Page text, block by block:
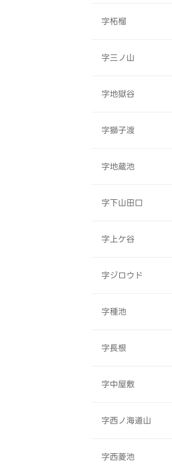
字柘榴
字三ノ山
字地獄谷
字獅子渡
字地蔵池
字下山田口
字上ケ谷
字ジロウド
字種池
字長根
字中屋敷
字西ノ海道山
字西菱池